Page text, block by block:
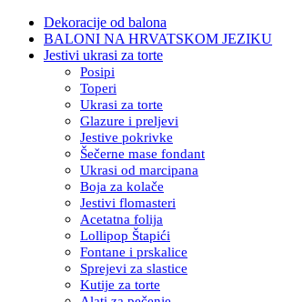
Dekoracije od balona
BALONI NA HRVATSKOM JEZIKU
Jestivi ukrasi za torte
Posipi
Toperi
Ukrasi za torte
Glazure i preljevi
Jestive pokrivke
Šečerne mase fondant
Ukrasi od marcipana
Boja za kolače
Jestivi flomasteri
Acetatna folija
Lollipop Štapići
Fontane i prskalice
Sprejevi za slastice
Kutije za torte